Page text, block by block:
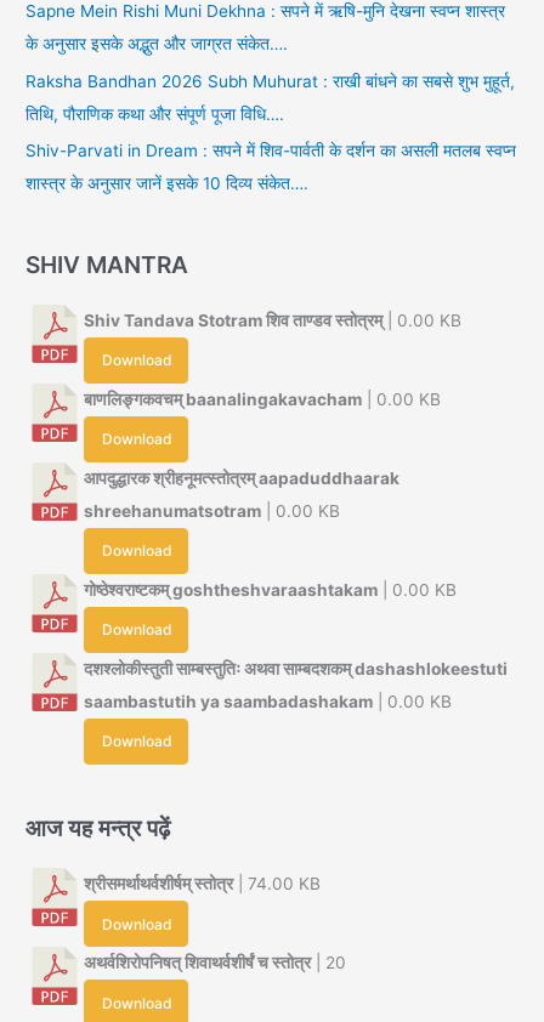
Sapne Mein Rishi Muni Dekhna : सपने में ऋषि-मुनि देखना स्वप्न शास्त्र
के अनुसार इसके अद्भुत और जाग्रत संकेत….
Raksha Bandhan 2026 Subh Muhurat : राखी बांधने का सबसे शुभ मुहूर्त,
तिथि, पौराणिक कथा और संपूर्ण पूजा विधि….
Shiv-Parvati in Dream : सपने में शिव-पार्वती के दर्शन का असली मतलब स्वप्न
शास्त्र के अनुसार जानें इसके 10 दिव्य संकेत….
SHIV MANTRA
Shiv Tandava Stotram शिव ताण्डव स्तोत्रम्| 0.00 KB
Download
बाणलिङ्गकवचम् baanalingakavacham | 0.00 KB
Download
आपदुद्धारक श्रीहनूमत्स्तोत्रम् aapaduddhaarak
shreehanumatsotram | 0.00 KB
Download
गोष्ठेश्वराष्टकम् goshtheshvaraashtakam | 0.00 KB
Download
दशश्लोकीस्तुती साम्बस्तुतिः अथवा साम्बदशकम् dashashlokeestuti
saambastutih ya saambadashakam | 0.00 KB
Download
आज यह मन्त्र पढ़ें
श्रीसमर्थाथर्वशीर्षम् स्तोत्र| 74.00 KB
Download
अथर्वशिरोपनिषत् शिवाथर्वशीर्षं च स्तोत्र| 20
Download